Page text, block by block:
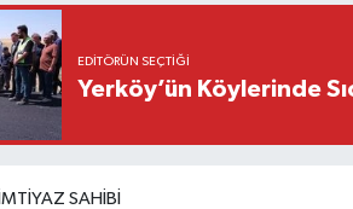
EDITÖRÜN SEÇTIĞI
Yerköy’ün Köylerinde
İMTIYAZ SAHIBI